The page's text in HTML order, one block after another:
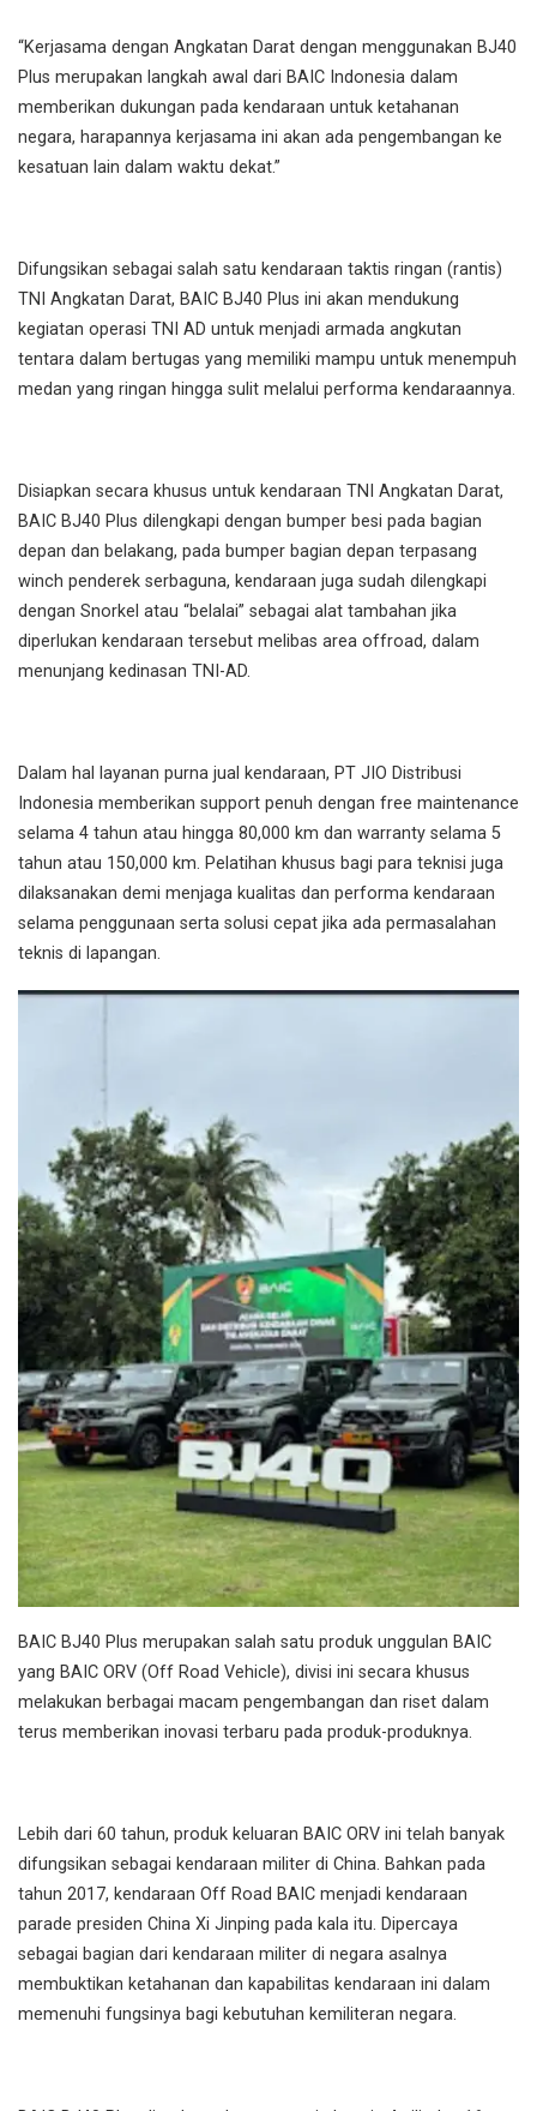
“Kerjasama dengan Angkatan Darat dengan menggunakan BJ40
Plus merupakan langkah awal dari BAIC Indonesia dalam
memberikan dukungan pada kendaraan untuk ketahanan
negara, harapannya kerjasama ini akan ada pengembangan ke
kesatuan lain dalam waktu dekat.”
Difungsikan sebagai salah satu kendaraan taktis ringan (rantis)
TNI Angkatan Darat, BAIC BJ40 Plus ini akan mendukung
kegiatan operasi TNI AD untuk menjadi armada angkutan
tentara dalam bertugas yang memiliki mampu untuk menempuh
medan yang ringan hingga sulit melalui performa kendaraannya.
Disiapkan secara khusus untuk kendaraan TNI Angkatan Darat,
BAIC BJ40 Plus dilengkapi dengan bumper besi pada bagian
depan dan belakang, pada bumper bagian depan terpasang
winch penderek serbaguna, kendaraan juga sudah dilengkapi
dengan Snorkel atau “belalai” sebagai alat tambahan jika
diperlukan kendaraan tersebut melibas area offroad, dalam
menunjang kedinasan TNI-AD.
Dalam hal layanan purna jual kendaraan, PT JIO Distribusi
Indonesia memberikan support penuh dengan free maintenance
selama 4 tahun atau hingga 80,000 km dan warranty selama 5
tahun atau 150,000 km. Pelatihan khusus bagi para teknisi juga
dilaksanakan demi menjaga kualitas dan performa kendaraan
selama penggunaan serta solusi cepat jika ada permasalahan
teknis di lapangan.
BAIC BJ40 Plus merupakan salah satu produk unggulan BAIC
yang BAIC ORV (Off Road Vehicle), divisi ini secara khusus
melakukan berbagai macam pengembangan dan riset dalam
terus memberikan inovasi terbaru pada produk-produknya.
Lebih dari 60 tahun, produk keluaran BAIC ORV ini telah banyak
difungsikan sebagai kendaraan militer di China. Bahkan pada
tahun 2017, kendaraan Off Road BAIC menjadi kendaraan
parade presiden China Xi Jinping pada kala itu. Dipercaya
sebagai bagian dari kendaraan militer di negara asalnya
membuktikan ketahanan dan kapabilitas kendaraan ini dalam
memenuhi fungsinya bagi kebutuhan kemiliteran negara.